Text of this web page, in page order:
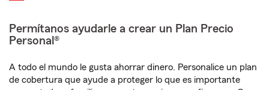
Permítanos ayudarle a crear un Plan Precio
Personal®
A todo el mundo le gusta ahorrar dinero. Personalice un plan
de cobertura que ayude a proteger lo que es importante